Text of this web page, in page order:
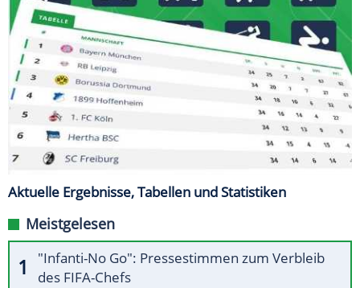
Aktuelle Ergebnisse, Tabellen und Statistiken
Meistgelesen
"Infanti-No Go": Pressestimmen zum Verbleib
des FIFA-Chefs